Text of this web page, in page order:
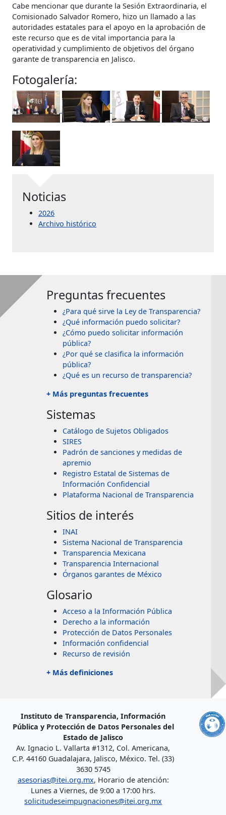
Cabe mencionar que durante la Sesión Extraordinaria, el
Comisionado Salvador Romero, hizo un llamado a las
autoridades estatales para el apoyo en la aprobación de
este recurso que es de vital importancia para la
operatividad y cumplimiento de objetivos del órgano
garante de transparencia en Jalisco.
Fotogalería:
Noticias
2026
Archivo histórico
Preguntas frecuentes
¿Para qué sirve la Ley de Transparencia?
¿Qué información puedo solicitar?
¿Cómo puedo solicitar información
pública?
¿Por qué se clasifica la información
pública?
¿Qué es un recurso de transparencia?
+ Más preguntas frecuentes
Sistemas
Catálogo de Sujetos Obligados
SIRES
Padrón de sanciones y medidas de
apremio
Registro Estatal de Sistemas de
Información Confidencial
Plataforma Nacional de Transparencia
Sitios de interés
INAI
Sistema Nacional de Transparencia
Transparencia Mexicana
Transparencia Internacional
Órganos garantes de México
Glosario
Acceso a la Información Pública
Derecho a la información
Protección de Datos Personales
Información confidencial
Recurso de revisión
+ Más definiciones
Instituto de Transparencia, Información
Pública y Protección de Datos Personales del
Estado de Jalisco
Av. Ignacio L. Vallarta #1312, Col. Americana,
C.P. 44160 Guadalajara, Jalisco, México. Tel. (33)
3630 5745
asesorias@itei.org.mx, Horario de atención:
Lunes a Viernes, de 9:00 a 17:00 hrs.
solicitudeseimpugnaciones@itei.org.mx